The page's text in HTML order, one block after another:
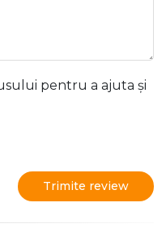
pentru a ajuta și
Trimite review